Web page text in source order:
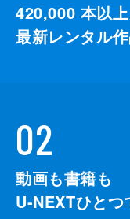
420,000 本以
最新レンタル作
02
動画も書籍も
U-NEXTひとつ